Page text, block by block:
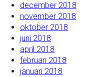
december 2018
november 2018
oktober 2018
juni 2018
april 2018
februari 2018
januari 2018